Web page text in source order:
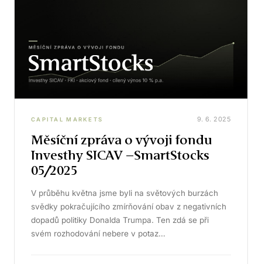
CAPITAL MARKETS 9. 6. 2025
Měsíční zpráva o vývoji fondu
Investhy SICAV –SmartStocks
05/2025
V průběhu května jsme byli na světových burzách
svědky pokračujícího zmírňování obav z negativních
dopadů politiky Donalda Trumpa. Ten zdá se při
svém rozhodování nebere v potaz…